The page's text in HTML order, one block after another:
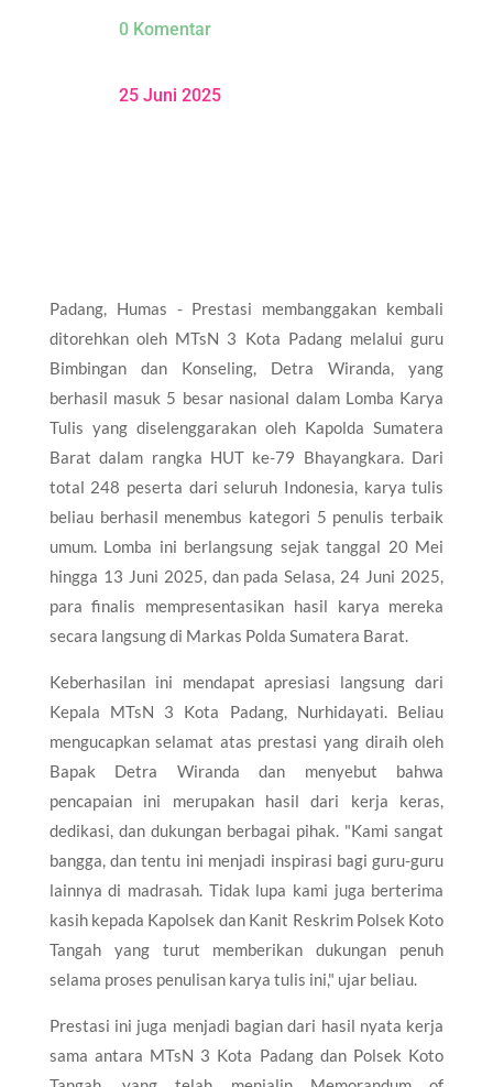
0 Komentar
25 Juni 2025
Padang, Humas - Prestasi membanggakan kembali
ditorehkan oleh MTsN 3 Kota Padang melalui guru
Bimbingan dan Konseling, Detra Wiranda, yang
berhasil masuk 5 besar nasional dalam Lomba Karya
Tulis yang diselenggarakan oleh Kapolda Sumatera
Barat dalam rangka HUT ke-79 Bhayangkara. Dari
total 248 peserta dari seluruh Indonesia, karya tulis
beliau berhasil menembus kategori 5 penulis terbaik
umum. Lomba ini berlangsung sejak tanggal 20 Mei
hingga 13 Juni 2025, dan pada Selasa, 24 Juni 2025,
para finalis mempresentasikan hasil karya mereka
secara langsung di Markas Polda Sumatera Barat.
Keberhasilan ini mendapat apresiasi langsung dari
Kepala MTsN 3 Kota Padang, Nurhidayati. Beliau
mengucapkan selamat atas prestasi yang diraih oleh
Bapak Detra Wiranda dan menyebut bahwa
pencapaian ini merupakan hasil dari kerja keras,
dedikasi, dan dukungan berbagai pihak. "Kami sangat
bangga, dan tentu ini menjadi inspirasi bagi guru-guru
lainnya di madrasah. Tidak lupa kami juga berterima
kasih kepada Kapolsek dan Kanit Reskrim Polsek Koto
Tangah yang turut memberikan dukungan penuh
selama proses penulisan karya tulis ini," ujar beliau.
Prestasi ini juga menjadi bagian dari hasil nyata kerja
sama antara MTsN 3 Kota Padang dan Polsek Koto